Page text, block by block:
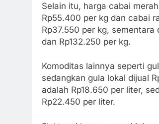
Selain itu, harga cabai
Rp55.400 per kg dan cabai
Rp37.550 per kg, sementara
dan Rp132.250 per kg.
Komoditas lainnya seperti
sedangkan gula lokal dijual
adalah Rp18.650 per liter,
Rp22.450 per liter.